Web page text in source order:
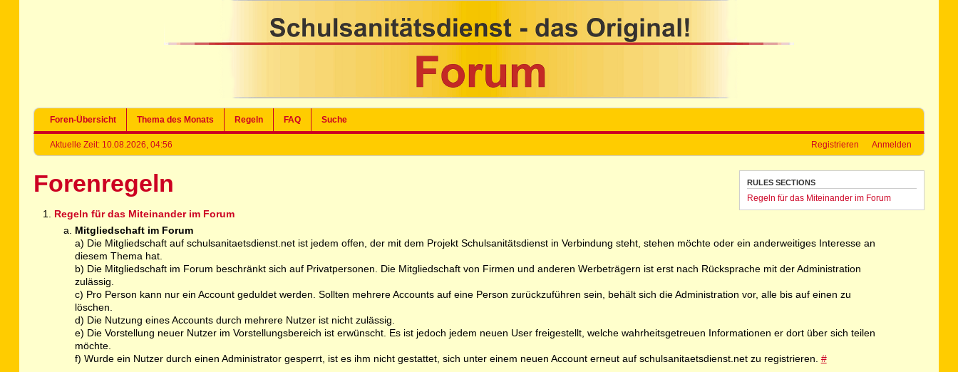
Foren-Übersicht Thema des Monats Regeln FAQ Suche
Aktuelle Zeit: 10.08.2026, 04:56 Registrieren Anmelden
RULES SECTIONS
Regeln für das Miteinander im Forum
Forenregeln
Regeln für das Miteinander im Forum
Mitgliedschaft im Forum
a) Die Mitgliedschaft auf schulsanitaetsdienst.net ist jedem offen, der mit dem Projekt Schulsanitätsdienst in Verbindung steht, stehen möchte oder ein anderweitiges Interesse an
diesem Thema hat.
b) Die Mitgliedschaft im Forum beschränkt sich auf Privatpersonen. Die Mitgliedschaft von Firmen und anderen Werbeträgern ist erst nach Rücksprache mit der Administration
zulässig.
c) Pro Person kann nur ein Account geduldet werden. Sollten mehrere Accounts auf eine Person zurückzuführen sein, behält sich die Administration vor, alle bis auf einen zu
löschen.
d) Die Nutzung eines Accounts durch mehrere Nutzer ist nicht zulässig.
e) Die Vorstellung neuer Nutzer im Vorstellungsbereich ist erwünscht. Es ist jedoch jedem neuen User freigestellt, welche wahrheitsgetreuen Informationen er dort über sich teilen
möchte.
f) Wurde ein Nutzer durch einen Administrator gesperrt, ist es ihm nicht gestattet, sich unter einem neuen Account erneut auf schulsanitaetsdienst.net zu registrieren. #